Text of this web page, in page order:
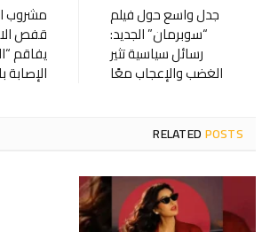
جدل واسع حول فيلم
“سوبرمان” الجديد:
رسائل سياسية تثير
الغضب والإعجاب معًا
مشروب
قفص
يفاقم
RELATEDPOSTS